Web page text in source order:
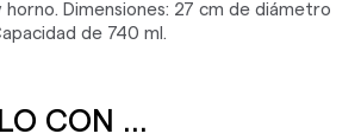
Dimensiones: 27 cm de diámetro
de 740 ml.
CON ...